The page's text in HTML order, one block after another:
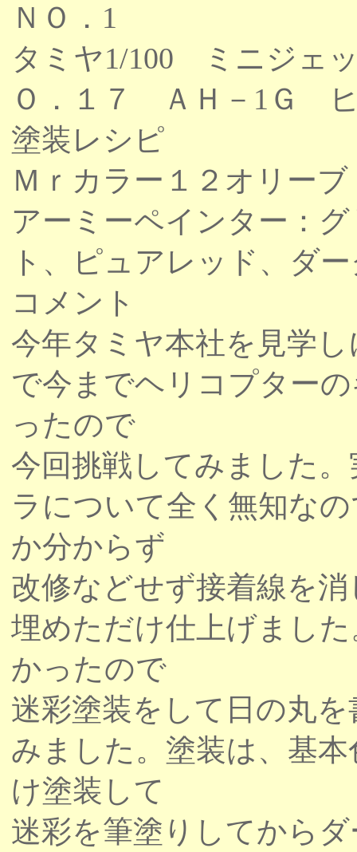
ＮＯ．1
タミヤ1/100 ミニジェ
Ｏ．１７ ＡＨ－1Ｇ
塗装レシピ
Ｍｒカラー１２オリー
アーミーペインター：
ト、ピュアレッド、ダ
コメント
今年タミヤ本社を見学
で今までヘリコプター
ったので
今回挑戦してみました
ラについて全く無知な
か分からず
改修などせず接着線を
埋めただけ仕上げまし
かったので
迷彩塗装をして日の丸
みました。塗装は、基
け塗装して
迷彩を筆塗りしてから